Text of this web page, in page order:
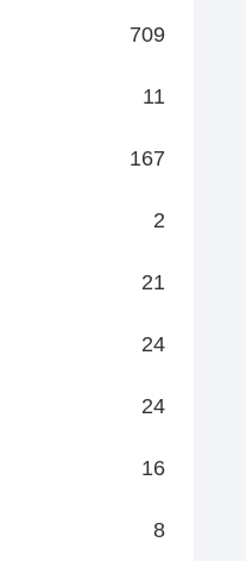
709
11
167
2
21
24
24
16
8